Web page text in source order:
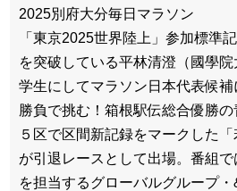
2025別府大分毎日マラソン
「東京2025世界陸上」参加標準
を突破している平林清澄（國學
学生にしてマラソン日本代表候補
勝負で挑む！箱根駅伝総合優勝の
５区で区間新記録をマークした
が引退レースとして出場。番組
を担当するグローバルグループ